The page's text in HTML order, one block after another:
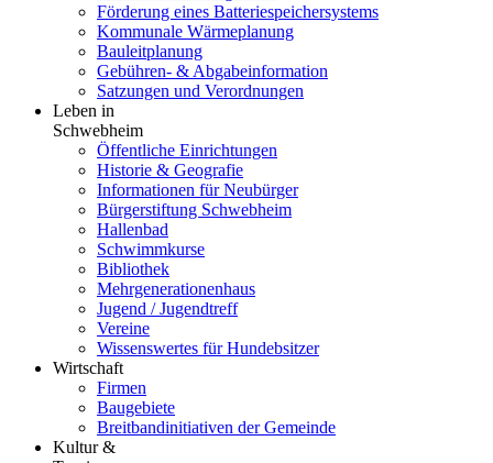
Förderung eines Batteriespeichersystems
Kommunale Wärmeplanung
Bauleitplanung
Gebühren- & Abgabeinformation
Satzungen und Verordnungen
Leben in
Schwebheim
Öffentliche Einrichtungen
Historie & Geografie
Informationen für Neubürger
Bürgerstiftung Schwebheim
Hallenbad
Schwimmkurse
Bibliothek
Mehrgenerationenhaus
Jugend / Jugendtreff
Vereine
Wissenswertes für Hundebsitzer
Wirtschaft
Firmen
Baugebiete
Breitbandinitiativen der Gemeinde
Kultur &